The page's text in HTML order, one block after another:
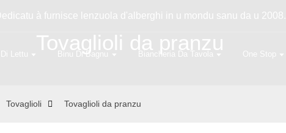
à furnisce lenzuola d'alberghi in u mondu sanu da u 2008.
Lettu Binu Di Bagnu Biancheria Da Tavola One Stop
Tovaglioli da pranzu
Tovaglioli Tovaglioli da pranzu